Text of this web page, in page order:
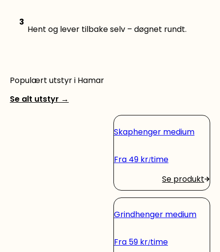
3
Hent og lever tilbake selv – døgnet rundt.
Populært utstyr i Hamar
Se alt utstyr →
Skaphenger medium
Fra 49 kr time
Se produkt
Grindhenger medium
Fra 59 kr time